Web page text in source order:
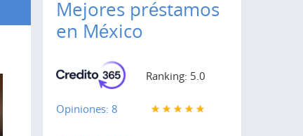
Mejores préstamos
en México
Ranking: 5.0
Opiniones: 8